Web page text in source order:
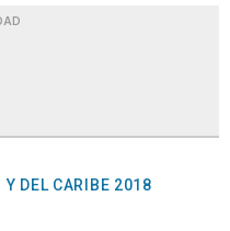
Y DEL CARIBE 2018